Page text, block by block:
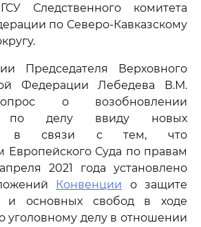
Следственного комитета
по Северо-Кавказскому
Председателя Верховного
Федерации Лебедева В.М.
о возобновлении
по делу ввиду новых
в связи с тем, что
Европейского Суда по правам
2021 года установлено
Конвенции о защите
и основных свобод в ходе
уголовному делу в отношении